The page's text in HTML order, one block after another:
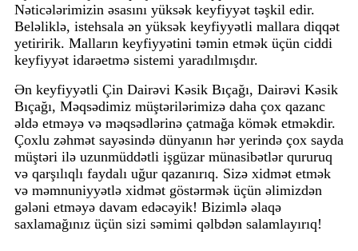
Nəticələrimizin əsasını yüksək keyfiyyət təşkil edir.
Beləliklə, istehsala ən yüksək keyfiyyətli mallara diqqət
yetiririk. Malların keyfiyyətini təmin etmək üçün ciddi
keyfiyyət idarəetmə sistemi yaradılmışdır.
Ən keyfiyyətli Çin Dairəvi Kəsik Bıçağı, Dairəvi Kəsik
Bıçağı, Məqsədimiz müştərilərimizə daha çox qazanc
əldə etməyə və məqsədlərinə çatmağa kömək etməkdir.
Çoxlu zəhmət sayəsində dünyanın hər yerində çox sayda
müştəri ilə uzunmüddətli işgüzar münasibətlər qururuq
və qarşılıqlı faydalı uğur qazanırıq. Sizə xidmət etmək
və məmnuniyyətlə xidmət göstərmək üçün əlimizdən
gələni etməyə davam edəcəyik! Bizimlə əlaqə
saxlamağınız üçün sizi səmimi qəlbdən salamlayırıq!